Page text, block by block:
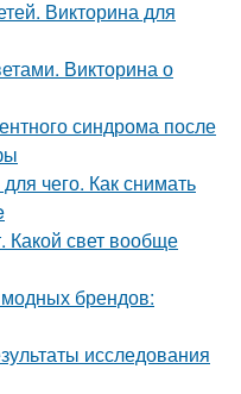
Викторина для
Викторина о
синдрома после
чего. Как снимать
Какой свет вообще
брендов:
исследования